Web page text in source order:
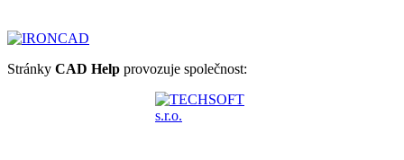
Stránky CAD Help provozuje společnost: